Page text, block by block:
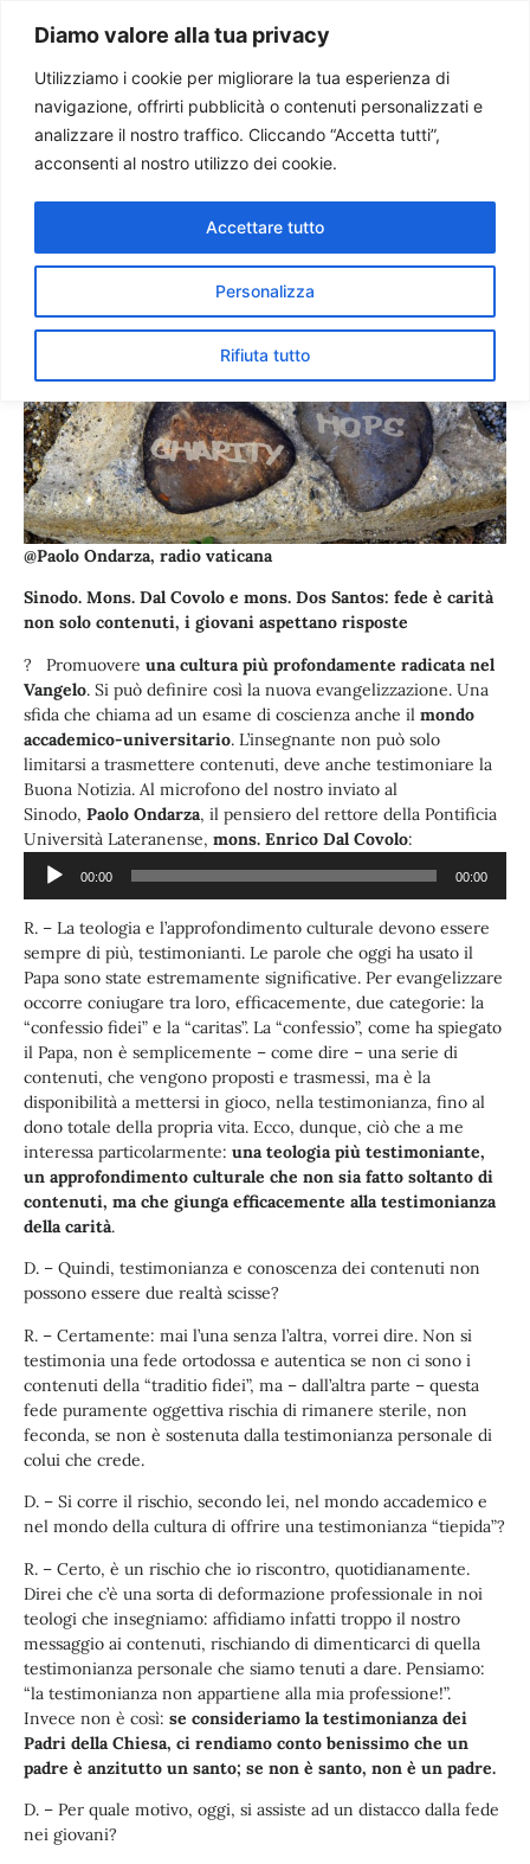
Diamo valore alla tua privacy
Utilizziamo i cookie per migliorare la tua esperienza di
navigazione, offrirti pubblicità o contenuti personalizzati e
analizzare il nostro traffico. Cliccando “Accetta tutti”,
acconsenti al nostro utilizzo dei cookie.
Personalizza
Rifiuta tutto
Accettare tutto
Paolo Ondarza
Sinodo Nuova
Evangelizzazione. i giovani
aspettano risposte
@Paolo Ondarza, radio vaticana
Sinodo. Mons. Dal Covolo e mons. Dos Santos: fede è carità
non solo contenuti, i giovani aspettano risposte
? Promuovere una cultura più profondamente radicata nel
Vangelo. Si può definire così la nuova evangelizzazione. Una
sfida che chiama ad un esame di coscienza anche il mondo
accademico-universitario. L’insegnante non può solo
limitarsi a trasmettere contenuti, deve anche testimoniare la
Buona Notizia. Al microfono del nostro inviato al
Sinodo, Paolo Ondarza, il pensiero del rettore della Pontificia
Università Lateranense, mons. Enrico Dal Covolo:
00:00 00:00
R. – La teologia e l’approfondimento culturale devono essere
sempre di più, testimonianti. Le parole che oggi ha usato il
Papa sono state estremamente significative. Per evangelizzare
occorre coniugare tra loro, efficacemente, due categorie: la
“confessio fidei” e la “caritas”. La “confessio”, come ha spiegato
il Papa, non è semplicemente – come dire – una serie di
contenuti, che vengono proposti e trasmessi, ma è la
disponibilità a mettersi in gioco, nella testimonianza, fino al
dono totale della propria vita. Ecco, dunque, ciò che a me
interessa particolarmente: una teologia più testimoniante,
un approfondimento culturale che non sia fatto soltanto di
contenuti, ma che giunga efficacemente alla testimonianza
della carità.
D. – Quindi, testimonianza e conoscenza dei contenuti non
possono essere due realtà scisse?
R. – Certamente: mai l’una senza l’altra, vorrei dire. Non si
testimonia una fede ortodossa e autentica se non ci sono i
contenuti della “traditio fidei”, ma – dall’altra parte – questa
fede puramente oggettiva rischia di rimanere sterile, non
feconda, se non è sostenuta dalla testimonianza personale di
colui che crede.
D. – Si corre il rischio, secondo lei, nel mondo accademico e
nel mondo della cultura di offrire una testimonianza “tiepida”?
R. – Certo, è un rischio che io riscontro, quotidianamente.
Direi che c’è una sorta di deformazione professionale in noi
teologi che insegniamo: affidiamo infatti troppo il nostro
messaggio ai contenuti, rischiando di dimenticarci di quella
testimonianza personale che siamo tenuti a dare. Pensiamo:
“la testimonianza non appartiene alla mia professione!”.
Invece non è così: se consideriamo la testimonianza dei
Padri della Chiesa, ci rendiamo conto benissimo che un
padre è anzitutto un santo; se non è santo, non è un padre.
D. – Per quale motivo, oggi, si assiste ad un distacco dalla fede
nei giovani?